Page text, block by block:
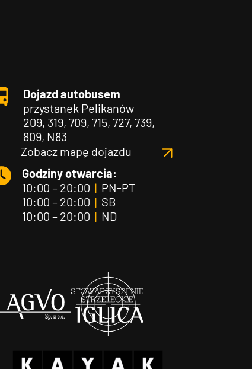
Dojazd autobusem
przystanek Pelikanów
209, 319, 709, 715, 727, 739,
809, N83
Zobacz mapę dojazdu
Godziny otwarcia:
10:00 – 20:00 |PN-PT
10:00 – 20:00 |SB
10:00 – 20:00 |ND
Agvo Iglica